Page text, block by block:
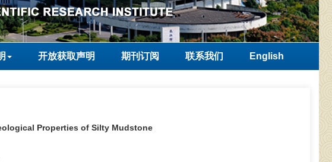
开放获取声明 期刊订阅 联系我们 English
Properties of Silty Mudstone